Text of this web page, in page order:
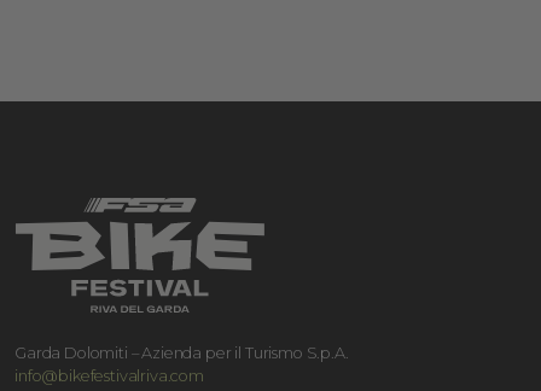
Garda Dolomiti – Azienda per il Turismo S.p.A.
info@bikefestivalriva.com